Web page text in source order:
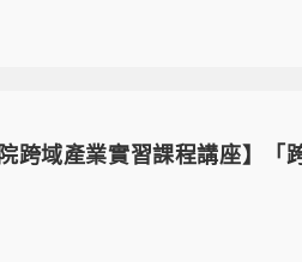
跨域產業實習課程講座】「